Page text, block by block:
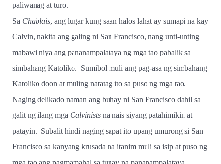
paliwanag at turo.
Sa Chablais, ang lugar kung saan halos lahat ay sumapi na kay
Calvin, nakita ang galing ni San Francisco, nang unti-unting
mabawi niya ang pananampalataya ng mga tao pabalik sa
simbahang Katoliko. Sumibol muli ang pag-asa ng simbahang
Katoliko doon at muling natatag ito sa puso ng mga tao.
Naging delikado naman ang buhay ni San Francisco dahil sa
galit ng ilang mga Calvinists na nais siyang patahimikin at
patayin. Subalit hindi naging sapat ito upang umurong si San
Francisco sa kanyang krusada na itanim muli sa isip at puso ng
mga tao ang pagmamahal sa tunay na pananampalataya.